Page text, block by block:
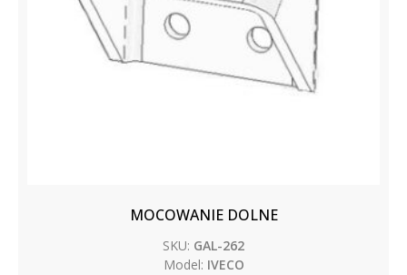
MOCOWANIE DOLNE
SKU: GAL-262
Model: IVECO